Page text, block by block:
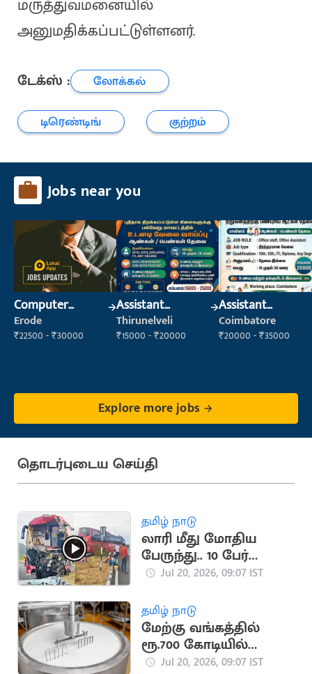
மருத்துவமனையில்
அனுமதிக்கப்பட்டுள்ளனர்.
டேக்ஸ் :
லோக்கல்
டிரெண்டிங்
குற்றம்
Jobs near you
Computer
Operator
Erode
₹22500 - ₹30000
Assistant
Manager
Thirunelveli
₹15000 - ₹20000
Assistant
Manager
Coimbatore
₹20000 - ₹35000
Explore more jobs
தொடர்புடைய செய்தி
தமிழ் நாடு
லாரி மீது மோதிய
பேருந்து.. 10 பேர்
படுகாயம்
Jul 20, 2026, 09:07 IST
தமிழ் நாடு
மேற்கு வங்கத்தில்
ரூ.700 கோடியில்
அமைய இருக்கும்
Jul 20, 2026, 09:07 IST